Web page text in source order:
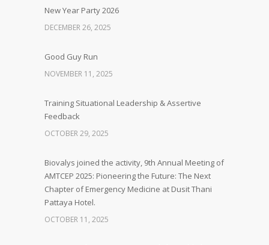
New Year Party 2026
DECEMBER 26, 2025
Good Guy Run
NOVEMBER 11, 2025
Training Situational Leadership & Assertive
Feedback
OCTOBER 29, 2025
Biovalys joined the activity, 9th Annual Meeting of
AMTCEP 2025: Pioneering the Future: The Next
Chapter of Emergency Medicine at Dusit Thani
Pattaya Hotel.
OCTOBER 11, 2025